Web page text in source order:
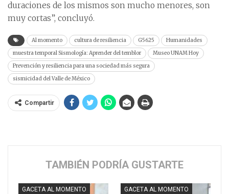
duraciones de los mismos son mucho menores, son
muy cortas”, concluyó.
Al momento cultura de resiliencia G5625
Humanidades
muestra temporal Sismología: Aprender del temblor
Museo UNAM Hoy
Prevención y resiliencia para una sociedad más segura
sismicidad del Valle de México
Compartir
TAMBIÉN PODRÍA GUSTARTE
GACETA AL MOMENTO GACETA AL MOMENTO